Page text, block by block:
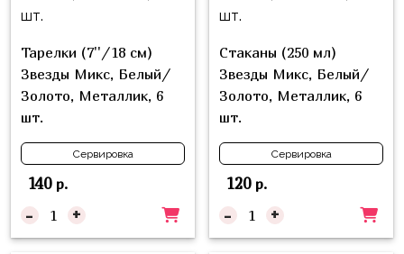
Тарелки (7''/18 см)
Звезды Микс, Белый/
Золото, Металлик, 6
шт.
Сервировка
140р.
- +
Стаканы (250 мл)
Звезды Микс, Белый/
Золото, Металлик, 6
шт.
Сервировка
120р.
- +
Гудки
Поттер
Единороги
Для
Него
Для
Неё